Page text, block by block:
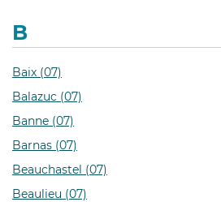
B
Baix (07)
Balazuc (07)
Banne (07)
Barnas (07)
Beauchastel (07)
Beaulieu (07)